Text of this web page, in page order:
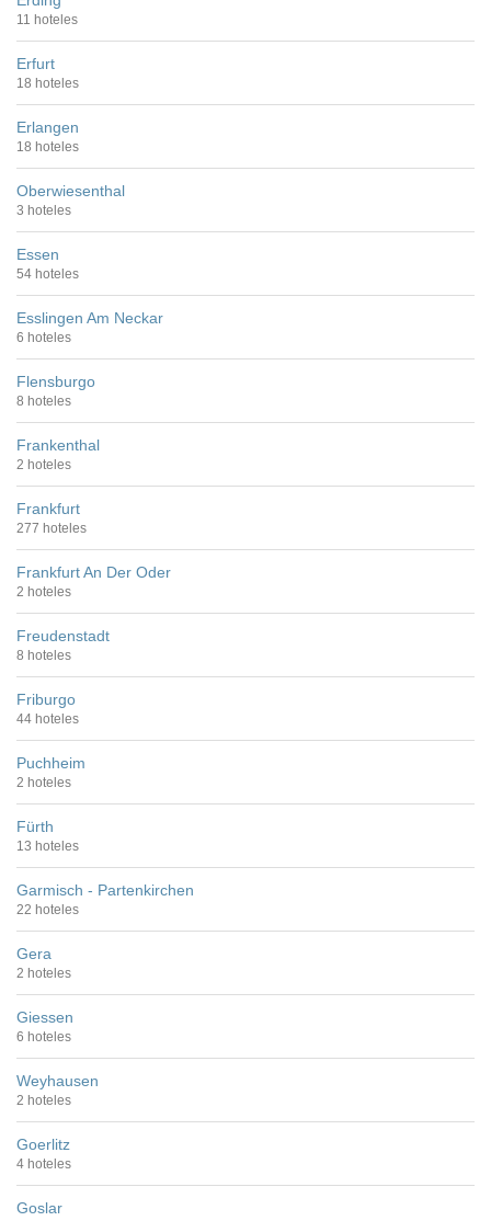
11 hoteles
Erfurt
18 hoteles
Erlangen
18 hoteles
Oberwiesenthal
3 hoteles
Essen
54 hoteles
Esslingen Am Neckar
6 hoteles
Flensburgo
8 hoteles
Frankenthal
2 hoteles
Frankfurt
277 hoteles
Frankfurt An Der Oder
2 hoteles
Freudenstadt
8 hoteles
Friburgo
44 hoteles
Puchheim
2 hoteles
Fürth
13 hoteles
Garmisch - Partenkirchen
22 hoteles
Gera
2 hoteles
Giessen
6 hoteles
Weyhausen
2 hoteles
Goerlitz
4 hoteles
Goslar